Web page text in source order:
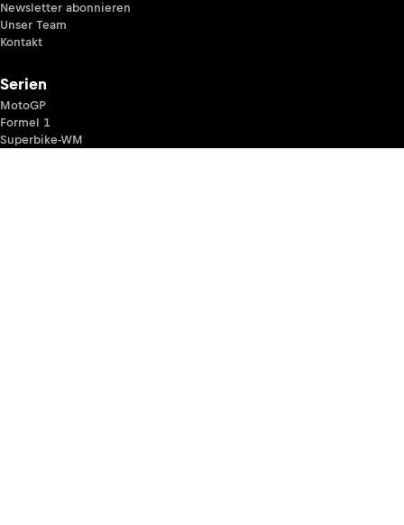
Newsletter abonnieren
Unser Team
Kontakt
Serien
MotoGP
Formel 1
Superbike-WM